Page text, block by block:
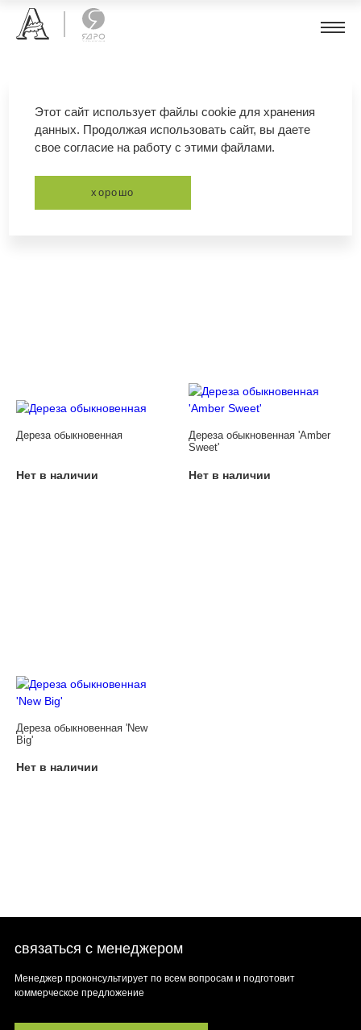
дереза
Дереза обыкновенная
Нет в наличии
Дереза обыкновенная 'Amber
Sweet'
Нет в наличии
Дереза обыкновенная 'New
Big'
Нет в наличии
связаться с менеджером
Менеджер проконсультирует по всем вопросам и подготовит
коммерческое предложение
Этот сайт использует файлы cookie для хранения
данных. Продолжая использовать сайт, вы даете
свое согласие на работу с этими файлами.
хорошо